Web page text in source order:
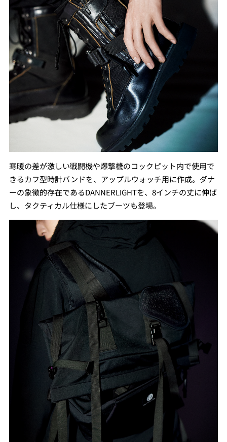
寒暖の差が激しい戦闘機や爆撃機のコックピット内で使用で
きるカフ型時計バンドを、アップルウォッチ用に作成。ダナ
ーの象徴的存在であるDANNERLIGHTを、8インチの丈に伸ば
し、タクティカル仕様にしたブーツも登場。